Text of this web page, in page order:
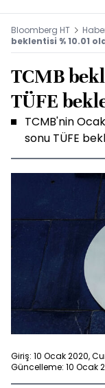
Bloomberg HT
beklentisi % 10.01
TCMB
TÜFE
TCMB'nin
sonu TÜFE
Giriş: 10 Ocak 2020,
Güncelleme: 10 Ocak